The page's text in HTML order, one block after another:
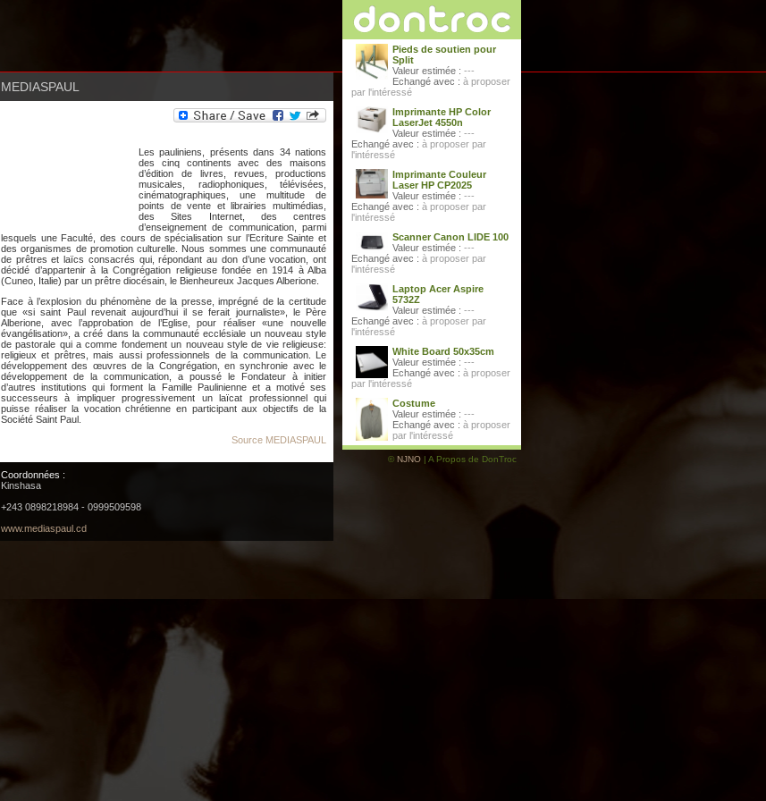
MEDIASPAUL
Les pauliniens, présents dans 34 nations
des cinq continents avec des maisons
d’édition de livres, revues, productions
musicales, radiophoniques, télévisées,
cinématographiques, une multitude de
points de vente et librairies multimédias,
des Sites Internet, des centres
d’enseignement de communication, parmi
lesquels une Faculté, des cours de spécialisation sur l’Ecriture Sainte et
des organismes de promotion culturelle. Nous sommes une communauté
de prêtres et laïcs consacrés qui, répondant au don d’une vocation, ont
décidé d’appartenir à la Congrégation religieuse fondée en 1914 à Alba
(Cuneo, Italie) par un prêtre diocésain, le Bienheureux Jacques Alberione.
Face à l’explosion du phénomène de la presse, imprégné de la certitude
que «si saint Paul revenait aujourd’hui il se ferait journaliste», le Père
Alberione, avec l’approbation de l’Eglise, pour réaliser «une nouvelle
évangélisation», a créé dans la communauté ecclésiale un nouveau style
de pastorale qui a comme fondement un nouveau style de vie religieuse:
religieux et prêtres, mais aussi professionnels de la communication. Le
développement des œuvres de la Congrégation, en synchronie avec le
développement de la communication, a poussé le Fondateur à initier
d’autres institutions qui forment la Famille Paulinienne et a motivé ses
successeurs à impliquer progressivement un laïcat professionnel qui
puisse réaliser la vocation chrétienne en participant aux objectifs de la
Société Saint Paul.
Source MEDIASPAUL
Coordonnées :
Kinshasa
+243 0898218984 - 0999509598
www.mediaspaul.cd
Pieds de soutien pour
Split
Valeur estimée : ---
Echangé avec : à proposer
par l'intéressé
Imprimante HP Color
LaserJet 4550n
Valeur estimée : ---
Echangé avec : à proposer par
l'intéressé
Imprimante Couleur
Laser HP CP2025
Valeur estimée : ---
Echangé avec : à proposer par
l'intéressé
Scanner Canon LIDE 100
Valeur estimée : ---
Echangé avec : à proposer par
l'intéressé
Laptop Acer Aspire
5732Z
Valeur estimée : ---
Echangé avec : à proposer par
l'intéressé
White Board 50x35cm
Valeur estimée : ---
Echangé avec : à proposer
par l'intéressé
Costume
Valeur estimée : ---
Echangé avec : à proposer
par l'intéressé
© NJNO | A Propos de DonTroc